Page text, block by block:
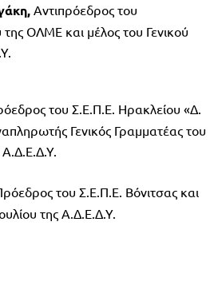
Αντιπρόεδρος του
της ΟΛΜΕ και μέλος του Γενικού
του Σ.Ε.Π.Ε. Ηρακλείου «Δ.
Γενικός Γραμματέας του
Α.Δ.Ε.Δ.Υ.
του Σ.Ε.Π.Ε. Βόνιτσας και
της Α.Δ.Ε.Δ.Υ.